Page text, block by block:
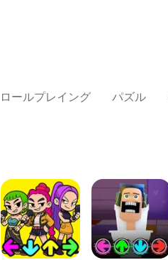
ロールプレイング パズル